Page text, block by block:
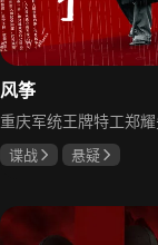
风筝
谍战
悬疑